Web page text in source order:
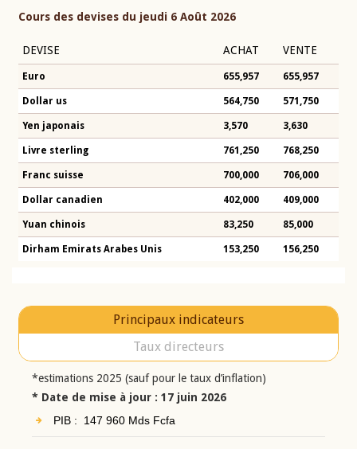
Cours des devises du jeudi 6 Août 2026
DEVISE ACHAT VENTE
Euro 655,957 655,957
Dollar us 564,750 571,750
Yen japonais 3,570 3,630
Livre sterling 761,250 768,250
Franc suisse 700,000 706,000
Dollar canadien 402,000 409,000
Yuan chinois 83,250 85,000
Dirham Emirats Arabes Unis 153,250 156,250
Principaux indicateurs
Taux directeurs
*estimations 2025 (sauf pour le taux d’inflation)
* Date de mise à jour : 17 juin 2026
PIB : 147 960 Mds Fcfa